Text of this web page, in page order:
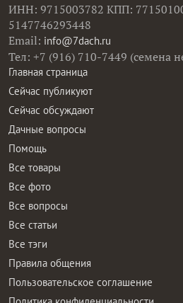
ИНН: 9715003782 КПП:
5147746293448
Email: info@7dach.ru
Тел: +7 (916) 710-7449 (семена
Главная страница
Сейчас публикуют
Сейчас обсуждают
Дачные вопросы
Помощь
Все товары
Все фото
Все вопросы
Все статьи
Все тэги
Правила общения
Пользовательское соглашение